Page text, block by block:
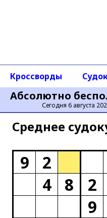
Абсолютно
Сегодня 6 августа
Кроссворды
Среднее
9 2
4
8 2
9